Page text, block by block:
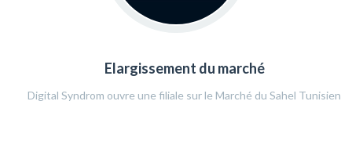
Elargissement du marché
Digital Syndrom ouvre une filiale sur le Marché du Sahel Tunisien